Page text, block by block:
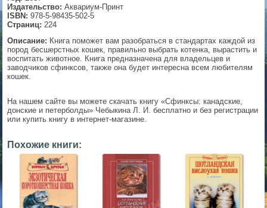
Издательство: Аквариум-Принт
ISBN: 978-5-98435-502-5
Страниц: 224
Описание: Книга поможет вам разобраться в стандартах каждой из
пород бесшерстных кошек, правильно выбрать котенка, вырастить и
воспитать животное. Книга предназначена для владельцев и
заводчиков сфинксов, также она будет интересна всем любителям
кошек.
На нашем сайте вы можете скачать книгу «Сфинксы: канадские,
донские и петерболды» Чебыкина Л. И. бесплатно и без регистрации
или купить книгу в интернет-магазине.
Похожие книги:
▼
▼
▼